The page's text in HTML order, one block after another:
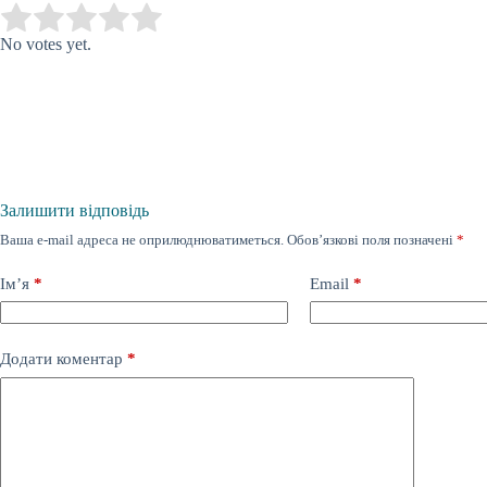
Rate this item:
No votes yet.
Залишити відповідь
Ваша e-mail адреса не оприлюднюватиметься. Обов’язкові поля позначені *
Ім’я * Email *
Додати коментар *